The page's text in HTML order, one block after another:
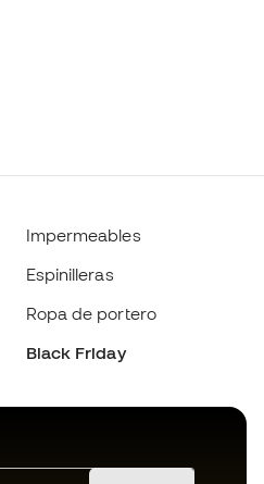
Impermeables
Espinilleras
Ropa de portero
Black Friday